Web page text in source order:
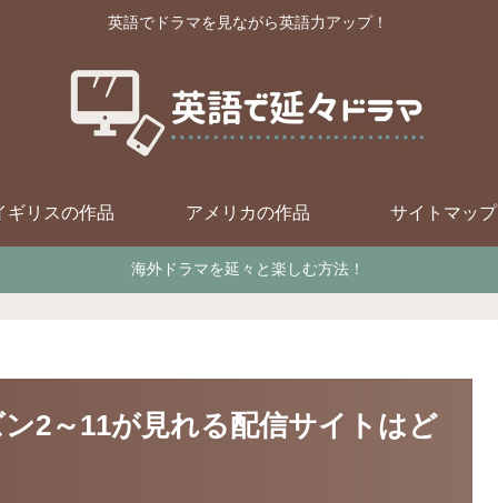
英語でドラマを見ながら英語力アップ！
ギリスの作品 アメリカの作品 サイトマップ
海外ドラマを延々と楽しむ方法！
2～11が見れる配信サイトはど